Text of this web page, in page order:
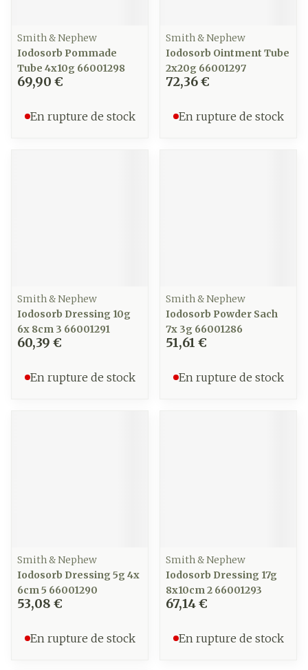
Smith & Nephew
Iodosorb Pommade
Tube 4x10g 66001298
69,90 €
En rupture de stock
Smith & Nephew
Iodosorb Ointment Tube
2x20g 66001297
72,36 €
En rupture de stock
Smith & Nephew
Iodosorb Dressing 10g
6x 8cm 3 66001291
60,39 €
En rupture de stock
Smith & Nephew
Iodosorb Powder Sach
7x 3g 66001286
51,61 €
En rupture de stock
Smith & Nephew
Iodosorb Dressing 5g 4x
6cm 5 66001290
53,08 €
En rupture de stock
Smith & Nephew
Iodosorb Dressing 17g
8x10cm 2 66001293
67,14 €
En rupture de stock